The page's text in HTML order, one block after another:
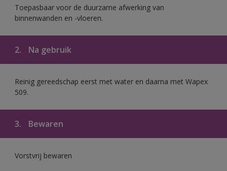
Toepasbaar voor de duurzame afwerking van
binnenwanden en -vloeren.
2. Na gebruik
Reinig gereedschap eerst met water en daarna met Wapex
509.
3. Bewaren
Vorstvrij bewaren